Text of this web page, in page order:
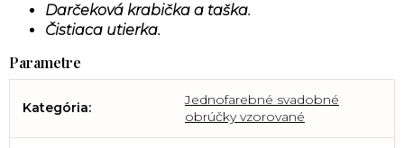
Darčeková krabička a taška.
Čistiaca utierka.
Kategória:
Jednofarebné svadobné
obrúčky vzorované